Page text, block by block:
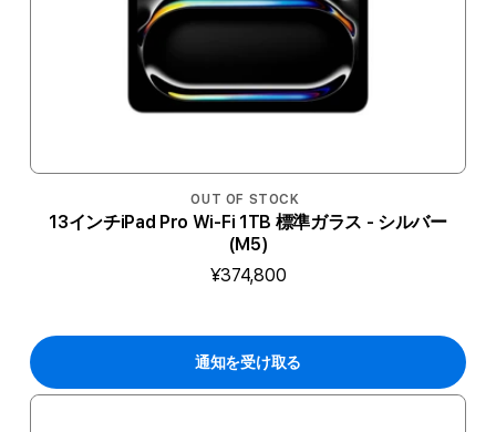
OUT OF STOCK
13インチiPad Pro Wi-Fi 1TB 標準ガラス - シルバー
(M5)
¥374,800
通知を受け取る